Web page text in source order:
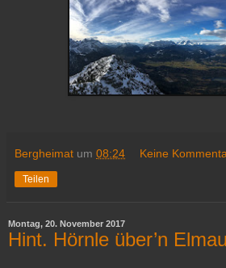
Bergheimat um 08:24 Keine
Teilen
Montag, 20. November 2017
Hint. Hörnle über’n